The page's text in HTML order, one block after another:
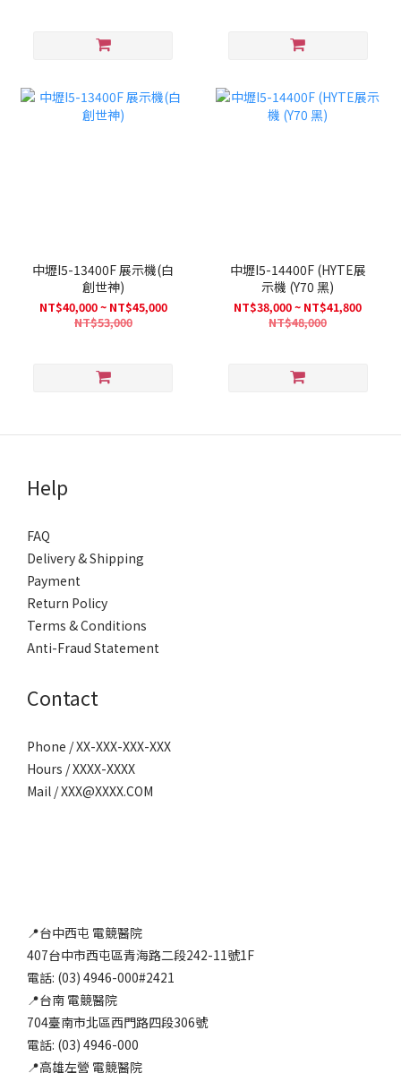
中壢I5-13400F 展示機(白
創世神)
NT$40,000 ~ NT$45,000
NT$53,000
中壢I5-14400F (HYTE展
示機 (Y70 黑)
NT$38,000 ~ NT$41,800
NT$48,000
Help
FAQ
Delivery & Shipping
Payment
Return Policy
Terms & Conditions
Anti-Fraud Statement
Contact
Phone / XX-XXX-XXX-XXX
Hours / XXXX-XXXX
Mail / XXX@XXXX.COM
📍台中西屯 電競醫院
407台中市西屯區青海路二段242-11號1F
電話: (03) 4946-000#2421
📍台南 電競醫院
704臺南市北區西門路四段306號
電話: (03) 4946-000
📍高雄左營 電競醫院